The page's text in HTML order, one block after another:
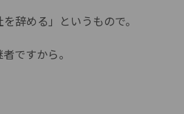
辞める」というもので。
ですから。